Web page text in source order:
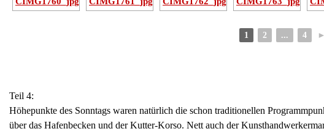
1 2 ... 4 ►
Teil 4:
Höhepunkte des Sonntags waren natürlich die schon traditionellen
über das Hafenbecken und der Kutter-Korso. Nett auch der